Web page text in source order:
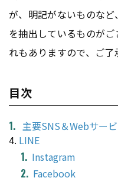
が、明記がないものな
を抽出しているものが
れもありますので、ご了
目次
主要SNS＆Webサー
4. LINE
Instagram
Facebook